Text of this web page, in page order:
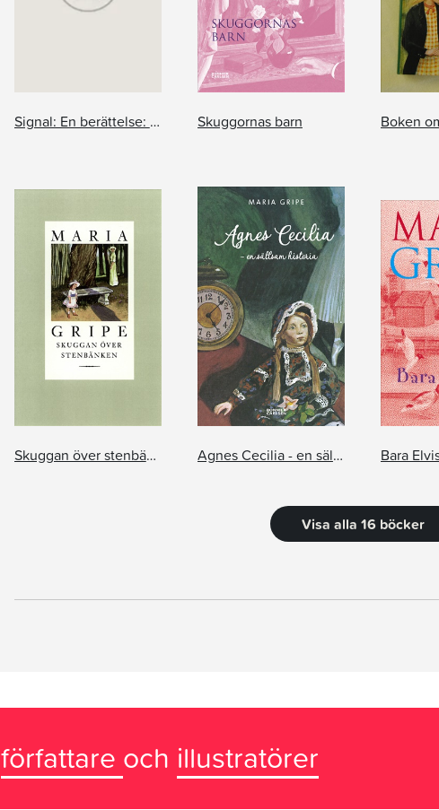
Signal: En berättelse: Annas blomma Skuggornas barn
Skuggan över stenbänken Agnes Cecilia - en sällsam historia Bara
Visa alla 16 böcker
författare och illustratörer